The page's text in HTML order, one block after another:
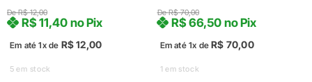
DeR$12,00
Em até 1x de R$12,00
R$11,40 no Pix
5 em stock
DeR$70,00
Em até 1x deR$ 70,00
R$66,50 no Pix
1 em stock